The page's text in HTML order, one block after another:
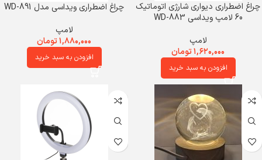
چراغ اضطراری دیواری شارژی اتوماتیک
60 لامپ ویداسی WD-883
لامپ
۱,۶۲۰,۰۰۰تومان
افزودن به سبد خرید
چراغ اضطراری ویداسی مدل WD-891
لامپ
۱,۸۸۰,۰۰۰تومان
افزودن به سبد خرید